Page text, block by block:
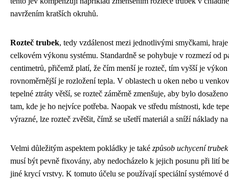
navržením kratších okruhů.
Rozteč trubek, tedy vzdálenost mezi jednotlivými smyčkami,
celkovém výkonu systému. Standardně se pohybuje v rozmezí od
centimetrů, přičemž platí, že čím menší je rozteč, tím vyšší je výkon
rovnoměrnější je rozložení tepla. V oblastech u oken nebo u
tepelné ztráty větší, se rozteč záměrně zmenšuje, aby bylo
tam, kde je ho nejvíce potřeba. Naopak ve středu místnosti, kde
výrazné, lze rozteč zvětšit, čímž se ušetří materiál a sníží náklady
Velmi důležitým aspektem pokládky je také způsob uchycení
musí být pevně fixovány, aby nedocházelo k jejich posunu při lití
jiné krycí vrstvy. K tomuto účelu se používají speciální systémové